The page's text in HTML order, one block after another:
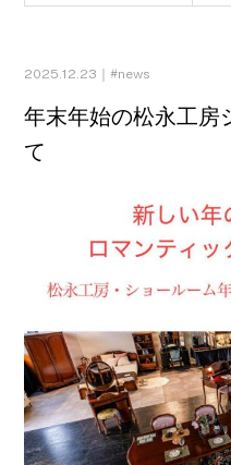
2025.12.23｜ news
年末年始の松永工房
て